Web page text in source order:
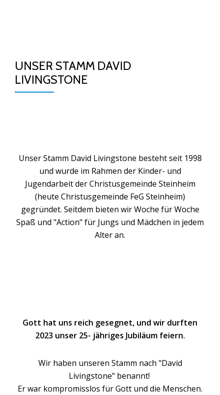
UNSER STAMM DAVID
LIVINGSTONE
Unser Stamm David Livingstone besteht seit 1998
und wurde im Rahmen der Kinder- und
Jugendarbeit der Christusgemeinde Steinheim
(heute Christusgemeinde FeG Steinheim)
gegründet. Seitdem bieten wir Woche für Woche
Spaß und "Action" für Jungs und Mädchen in jedem
Alter an.
Gott hat uns reich gesegnet, und wir durften
2023 unser 25- jähriges Jubiläum feiern.
Wir haben unseren Stamm nach "David
Livingstone" benannt!
Er war kompromisslos für Gott und die Menschen.